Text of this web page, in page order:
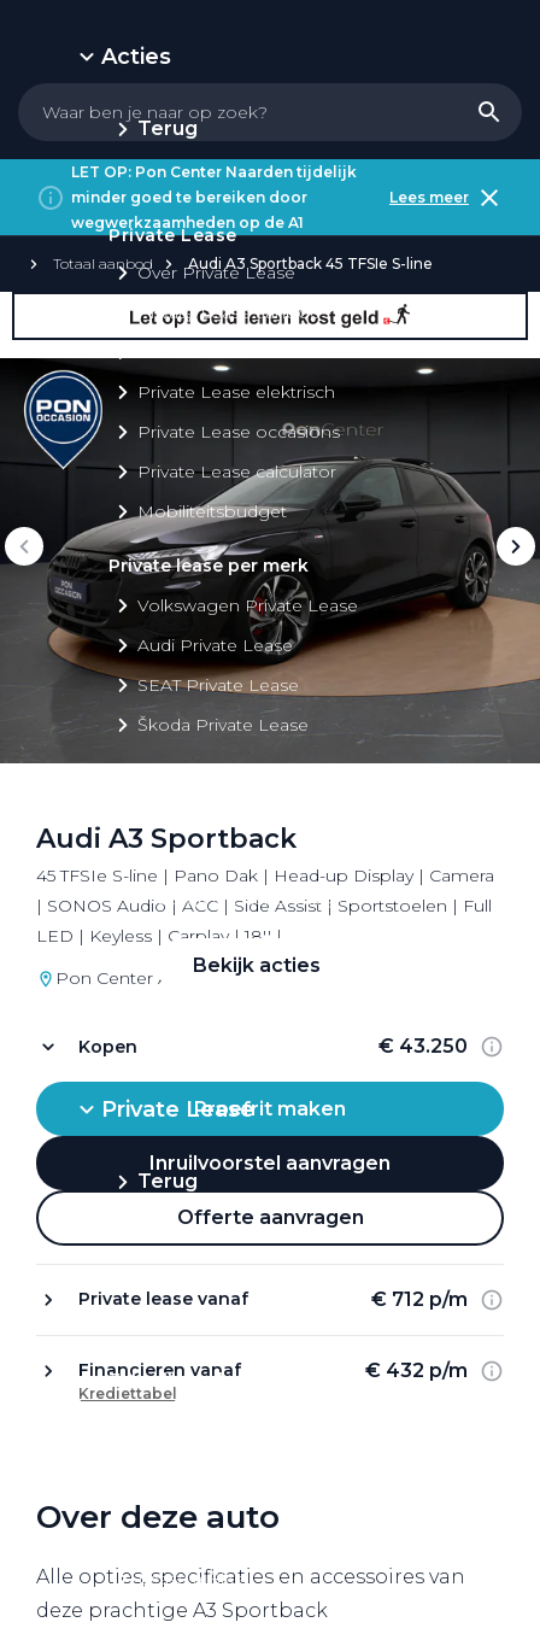
Acties
Terug
Private Lease
Over Private Lease
Private Lease aanbod
Private Lease elektrisch
Private Lease occasions
Private Lease calculator
Mobiliteitsbudget
Private lease per merk
Volkswagen Private Lease
Audi Private Lease
SEAT Private Lease
Škoda Private Lease
Bekijk alle aanbiedingen
Bekijk acties
Private Lease
Terug
Zakelijke oplossingen
Lease a Bike
LET OP: Pon Center Naarden tijdelijk
minder goed te bereiken door
wegwerkzaamheden op de A1
Lees meer
Totaal aanbod Audi A3 Sportback 45 TFSIe S-line
Audi A3 Sportback
45 TFSIe S-line | Pano Dak | Head-up Display | Camera
| SONOS Audio | ACC | Side Assist | Sportstoelen | Full
LED | Keyless | Carplay | 18'' |
Pon Center Audi Utrecht
Kopen € 43.250
Proefrit maken
Inruilvoorstel aanvragen
Offerte aanvragen
Private lease vanaf € 712 p/m
Financieren vanaf € 432 p/m
Krediettabel
Over deze auto
Alle opties, specificaties en accessoires van
deze prachtige A3 Sportback